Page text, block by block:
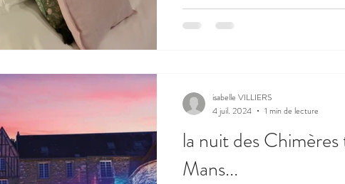
couple mais aussi en famille (ajout
lit bébé, possibilité
la nuit des
Mans...
isabelle VILLIERS
4 juil. 2024
1 min de lecture